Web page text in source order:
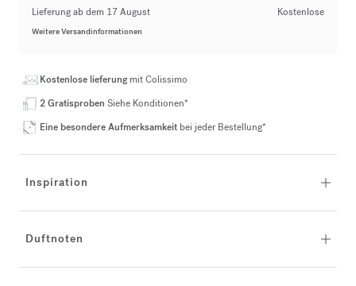
Lieferung ab dem 17 August Kostenlose
Weitere Versandinformationen
Kostenlose lieferungmit Colissimo
2 Gratisproben Siehe Konditionen*
Eine besondere Aufmerksamkeit bei jeder Bestellung*
Inspiration
Duftnoten